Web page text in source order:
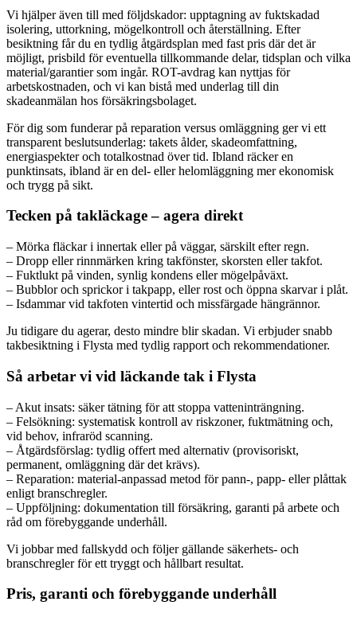
Vi hjälper även till med följdskador: upptagning av fuktskadad
isolering, uttorkning, mögelkontroll och återställning. Efter
besiktning får du en tydlig åtgärdsplan med fast pris där det är
möjligt, prisbild för eventuella tillkommande delar, tidsplan och vilka
material/garantier som ingår. ROT-avdrag kan nyttjas för
arbetskostnaden, och vi kan bistå med underlag till din
skadeanmälan hos försäkringsbolaget.
För dig som funderar på reparation versus omläggning ger vi ett
transparent beslutsunderlag: takets ålder, skadeomfattning,
energiaspekter och totalkostnad över tid. Ibland räcker en
punktinsats, ibland är en del- eller helomläggning mer ekonomisk
och trygg på sikt.
Tecken på takläckage – agera direkt
– Mörka fläckar i innertak eller på väggar, särskilt efter regn.
– Dropp eller rinnmärken kring takfönster, skorsten eller takfot.
– Fuktlukt på vinden, synlig kondens eller mögelpåväxt.
– Bubblor och sprickor i takpapp, eller rost och öppna skarvar i plåt.
– Isdammar vid takfoten vintertid och missfärgade hängrännor.
Ju tidigare du agerar, desto mindre blir skadan. Vi erbjuder snabb
takbesiktning i Flysta med tydlig rapport och rekommendationer.
Så arbetar vi vid läckande tak i Flysta
– Akut insats: säker tätning för att stoppa vatteninträngning.
– Felsökning: systematisk kontroll av riskzoner, fuktmätning och,
vid behov, infraröd scanning.
– Åtgärdsförslag: tydlig offert med alternativ (provisoriskt,
permanent, omläggning där det krävs).
– Reparation: material-anpassad metod för pann-, papp- eller plåttak
enligt branschregler.
– Uppföljning: dokumentation till försäkring, garanti på arbete och
råd om förebyggande underhåll.
Vi jobbar med fallskydd och följer gällande säkerhets- och
branschregler för ett tryggt och hållbart resultat.
Pris, garanti och förebyggande underhåll